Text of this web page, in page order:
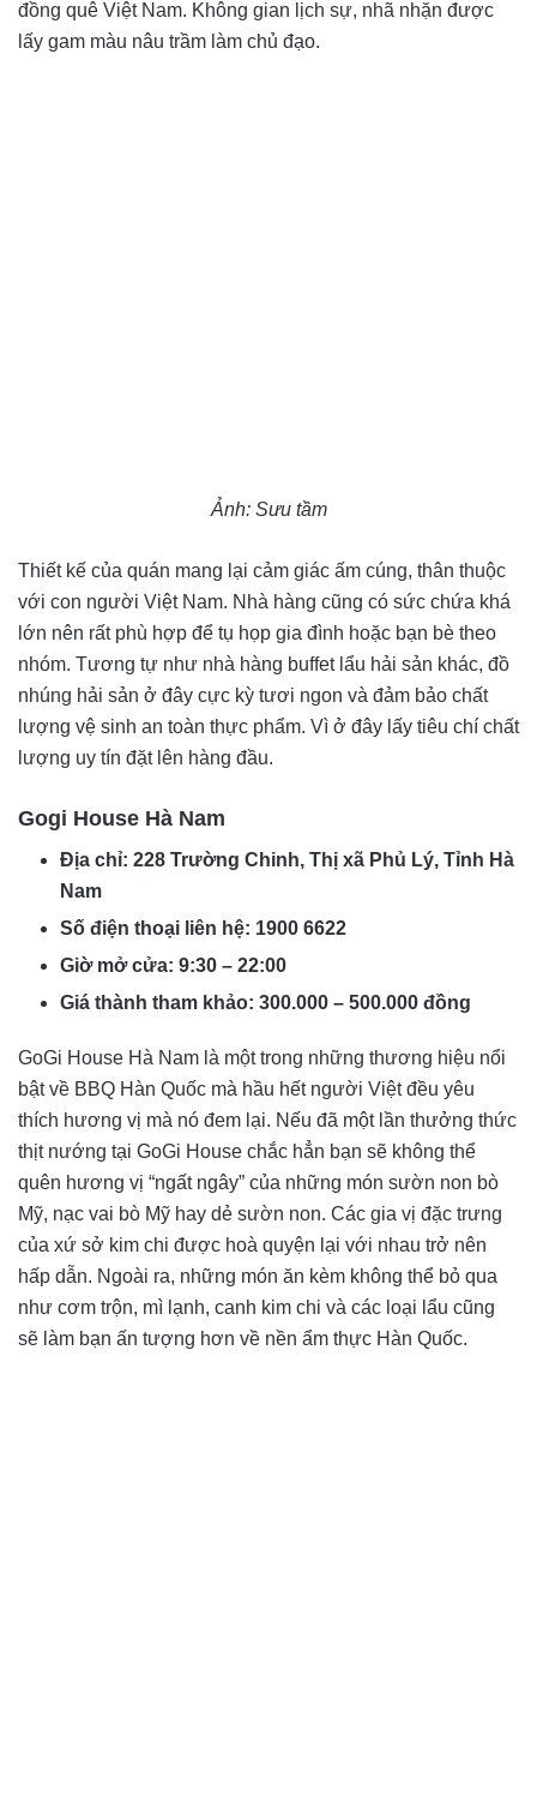
đồng quê Việt Nam. Không gian lịch sự, nhã nhặn được
lấy gam màu nâu trầm làm chủ đạo.
Ảnh: Sưu tầm
Thiết kế của quán mang lại cảm giác ấm cúng, thân thuộc
với con người Việt Nam. Nhà hàng cũng có sức chứa khá
lớn nên rất phù hợp để tụ họp gia đình hoặc bạn bè theo
nhóm. Tương tự như nhà hàng buffet lẩu hải sản khác, đồ
nhúng hải sản ở đây cực kỳ tươi ngon và đảm bảo chất
lượng vệ sinh an toàn thực phẩm. Vì ở đây lấy tiêu chí chất
lượng uy tín đặt lên hàng đầu.
Gogi House Hà Nam
Địa chỉ: 228 Trường Chinh, Thị xã Phủ Lý, Tỉnh Hà
Nam
Số điện thoại liên hệ: 1900 6622
Giờ mở cửa: 9:30 – 22:00
Giá thành tham khảo: 300.000 – 500.000 đồng
GoGi House Hà Nam là một trong những thương hiệu nổi
bật về BBQ Hàn Quốc mà hầu hết người Việt đều yêu
thích hương vị mà nó đem lại. Nếu đã một lần thưởng thức
thịt nướng tại GoGi House chắc hẳn bạn sẽ không thể
quên hương vị “ngất ngây” của những món sườn non bò
Mỹ, nạc vai bò Mỹ hay dẻ sườn non. Các gia vị đặc trưng
của xứ sở kim chi được hoà quyện lại với nhau trở nên
hấp dẫn. Ngoài ra, những món ăn kèm không thể bỏ qua
như cơm trộn, mì lạnh, canh kim chi và các loại lẩu cũng
sẽ làm bạn ấn tượng hơn về nền ẩm thực Hàn Quốc.